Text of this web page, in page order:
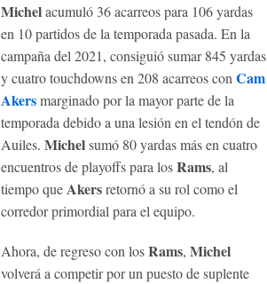
Michelacumuló 36 acarreos para 106 yardas
en 10 partidos de la temporada pasada. En la
campaña del 2021, consiguió sumar 845 yardas
y cuatro touchdowns en 208 acarreos conCam
Akersmarginado por la mayor parte de la
temporada debido a una lesión en el tendón de
Auiles. Michelsumó 80 yardas más en cuatro
encuentros de playoffs para losRams, al
tiempo queAkersretornó a su rol como el
corredor primordial para el equipo.
Ahora, de regreso con losRams, Michel
volverá a competir por un puesto de suplente